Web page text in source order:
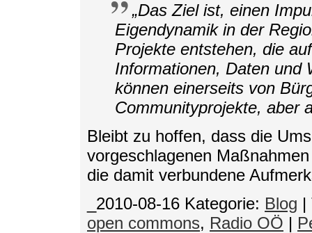
„Das Ziel ist, einen
Eigendynamik in der
Projekte entstehen, die
Informationen, Daten und
können einerseits von
Communityprojekte, aber
Bleibt zu hoffen, dass die
vorgeschlagenen
die damit verbundene
_2010-08-16 Kategorie: Blog |
open commons, Radio OÖ |